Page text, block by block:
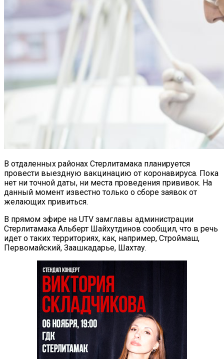
В отдаленных районах Стерлитамака планируется
провести выездную вакцинацию от коронавируса. Пока
нет ни точной даты, ни места проведения прививок. На
данный момент известно только о сборе заявок от
желающих привиться.
В прямом эфире на UTV замглавы администрации
Стерлитамака Альберт Шайхутдинов сообщил, что в речь
идет о таких территориях, как, например, Строймаш,
Первомайский, Заашкадарье, Шахтау.